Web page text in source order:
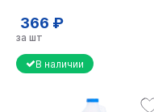
366 ₽
за шт
В наличии